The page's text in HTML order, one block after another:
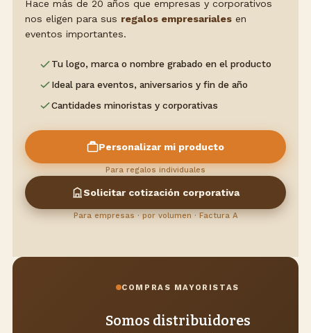
Hace más de 20 años que empresas y corporativos
nos eligen para sus regalos empresariales en
eventos importantes.
Tu logo, marca o nombre grabado en el producto
Ideal para eventos, aniversarios y fin de año
Cantidades minoristas y corporativas
Personalizar mi producto
Para regalos individuales
Solicitar cotización corporativa
Para empresas · por volumen · Factura A
COMPRAS MAYORISTAS
Somos distribuidores